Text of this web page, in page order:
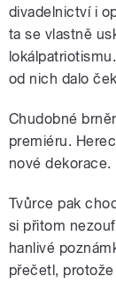
divadelnictví i
ta se vlastně
od nich dalo
Chudobné
premiéru.
nové dekorace.
Tvůrce pak
si přitom
hanlivé
přečetl,